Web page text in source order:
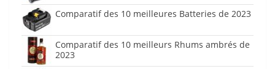
Comparatif des 10 meilleures Batteries de 2023
Comparatif des 10 meilleurs Rhums ambrés de
2023